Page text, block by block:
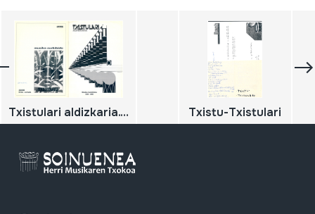
Txistulari aldizkaria. Musika aurkibideak. Txistu-Txistulari